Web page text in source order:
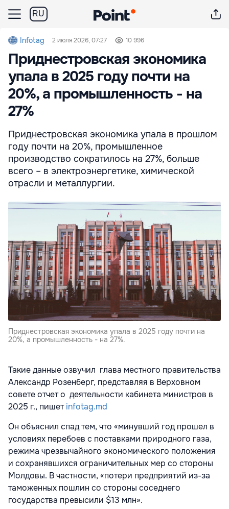
RU
Infotag 2 июля 2026, 07:27 10 996
Приднестровская экономика
упала в 2025 году почти на
20%, а промышленность - на
27%
Приднестровская экономика упала в прошлом
году почти на 20%, промышленное
производство сократилось на 27%, больше
всего – в электроэнергетике, химической
отрасли и металлургии.
Приднестровская экономика упала в 2025 году почти на
20%, а промышленность - на 27%.
Такие данные озвучил глава местного правительства
Александр Розенберг, представляя в Верховном
совете отчет о деятельности кабинета министров в
2025 г., пишетinfotag.md
Он объяснил спад тем, что «минувший год прошел в
условиях перебоев с поставками природного газа,
режима чрезвычайного экономического положения
и сохранявшихся ограничительных мер со стороны
Молдовы. В частности, «потери предприятий из-за
таможенных пошлин со стороны соседнего
государства превысили $13 млн».